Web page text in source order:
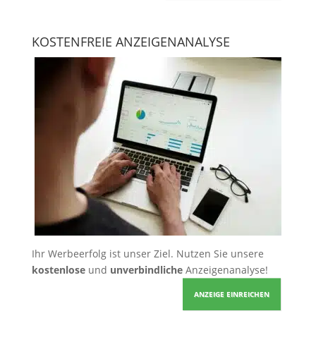
KOSTENFREIE ANZEIGENANALYSE
Ihr Werbeerfolg ist unser Ziel. Nutzen Sie unsere
kostenloseund unverbindlicheAnzeigenanalyse!
ANZEIGE EINREICHEN